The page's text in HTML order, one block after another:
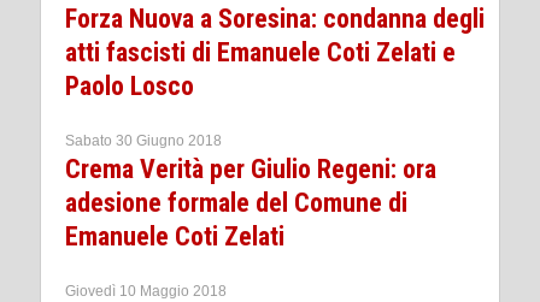
Forza Nuova a Soresina: condanna degli
atti fascisti di Emanuele Coti Zelati e
Paolo Losco
Sabato 30 Giugno 2018
Crema Verità per Giulio Regeni: ora
adesione formale del Comune di
Emanuele Coti Zelati
Giovedì 10 Maggio 2018